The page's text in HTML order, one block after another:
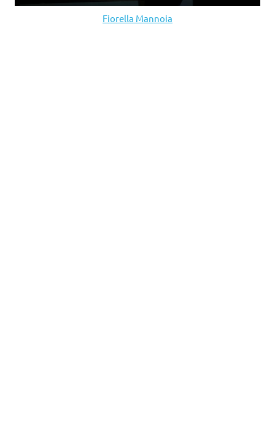
Fiorella Mannoia